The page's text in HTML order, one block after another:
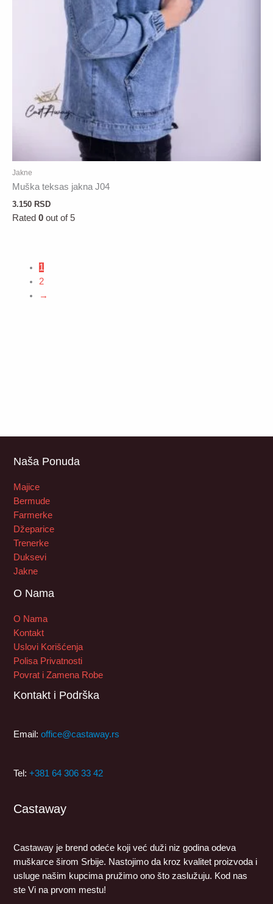
Jakne
Muška teksas jakna J04
3.150 RSD
Rated 0 out of 5
1
2
→
Naša Ponuda
Majice
Bermude
Farmerke
Džeparice
Trenerke
Duksevi
Jakne
O Nama
O Nama
Kontakt
Uslovi Korišćenja
Polisa Privatnosti
Povrat i Zamena Robe
Kontakt i Podrška
Email:office@castaway.rs
Tel:+381 64 306 33 42
Castaway
Castaway je brend odeće koji već duži niz godina odeva
muškarce širom Srbije. Nastojimo da kroz kvalitet proizvoda i
usluge našim kupcima pružimo ono što zaslužuju. Kod nas
ste Vi na prvom mestu!